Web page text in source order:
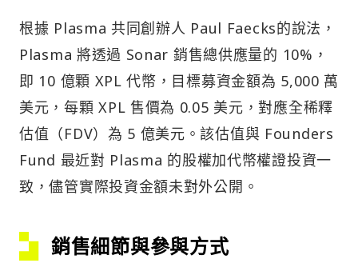
根據 Plasma 共同創辦人 Paul Faecks的說法，
Plasma 將透過 Sonar 銷售總供應量的 10%，
即 10 億顆 XPL 代幣，目標募資金額為 5,000 萬
美元，每顆 XPL 售價為 0.05 美元，對應全稀釋
估值（FDV）為 5 億美元。該估值與 Founders
Fund 最近對 Plasma 的股權加代幣權證投資一
致，儘管實際投資金額未對外公開。
銷售細節與參與方式